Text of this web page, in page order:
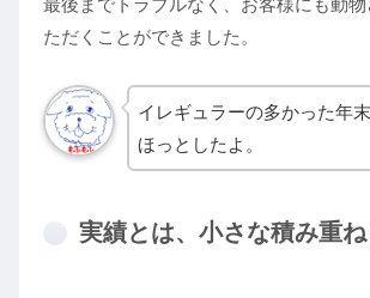
ただくことができました。
イレギュラーの多かった年
ほっとしたよ。
実績とは、小さな積み重ね